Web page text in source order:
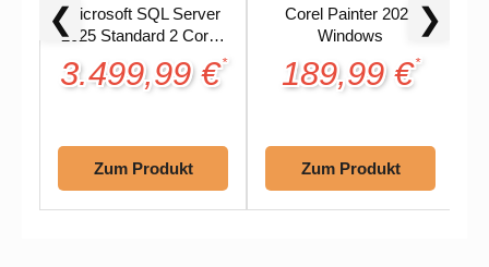
❮Microsoft SQL Server
2025 Standard 2 Core |
3.499,99 €*
Zum Produkt
Corel Painter 2023
Windows
189,99 €*
Zum Produkt
❯